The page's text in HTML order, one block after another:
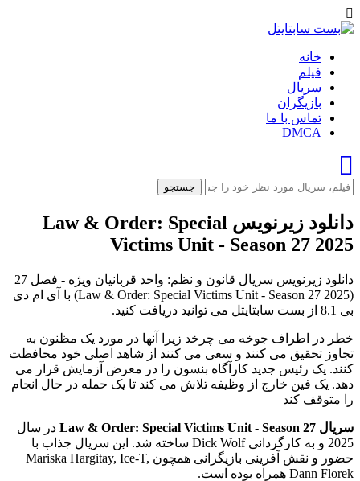
خانه
فیلم
سریال
بازیگران
تماس با ما
DMCA
جستجو
دانلود زیرنویس Law & Order: Special
Victims Unit - Season 27 2025
دانلود زیرنویس سریال قانون و نظم: واحد قربانیان ویژه - فصل 27
(Law & Order: Special Victims Unit - Season 27 2025) با آی ام دی
بی 8.1 از بست سابتایتل می توانید دریافت کنید.
خطر در اطراف جوخه می چرخد ​​زیرا آنها در مورد یک مظنون به
تجاوز تحقیق می کنند و سعی می کنند از شاهد اصلی خود محافظت
کنند. یک رئیس جدید کارآگاه بنسون را در معرض آزمایش قرار می
دهد. یک فین خارج از وظیفه تلاش می کند تا یک حمله در حال انجام
را متوقف کند
سریال Law & Order: Special Victims Unit - Season 27
در سال
2025 و به کارگردانی Dick Wolf ساخته شد. این سریال جذاب با
حضور و نقش آفرینی بازیگرانی همچون Mariska Hargitay, Ice-T,
Dann Florek همراه بوده است.